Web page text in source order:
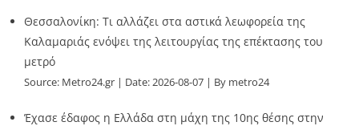
Θεσσαλονίκη: Τι αλλάζει στα αστικά λεωφορεία της
Καλαμαριάς ενόψει της λειτουργίας της επέκτασης του
μετρό
Source: Metro24.gr Date: 2026-08-07 By metro24
Έχασε έδαφος η Ελλάδα στη μάχη της 10ης θέσης στην